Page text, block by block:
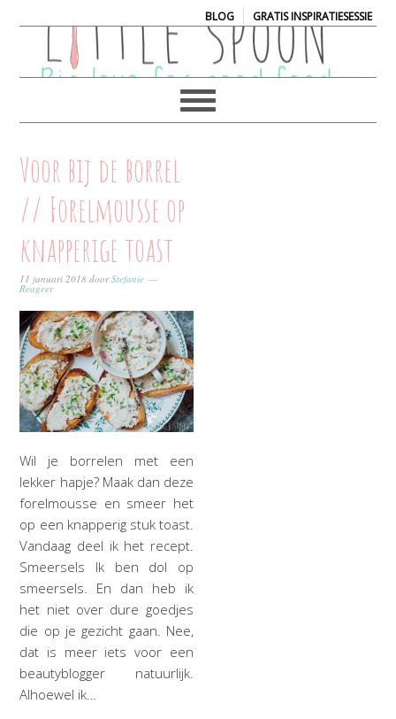
BLOG| GRATIS INSPIRATIESESSIE
Voor bij de borrel
// Forelmousse op
knapperige toast
11 januari 2018 doorStefanie
Reageer
Wil je borrelen met een
lekker hapje? Maak dan deze
forelmousse en smeer het
op een knapperig stuk toast.
Vandaag deel ik het recept.
Smeersels Ik ben dol op
smeersels. En dan heb ik
het niet over dure goedjes
die op je gezicht gaan. Nee,
dat is meer iets voor een
beautyblogger natuurlijk.
Alhoewel ik…